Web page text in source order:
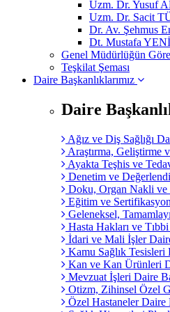
Uzm. Dr. Yusuf
Uzm. Dr. Sacit
Dr. Av. Şehmus
Dt. Mustafa
Genel Müdürlüğün
Teşkilat Şeması
Daire Başkanlıklarımız
Daire
Ağız ve Diş Sağlığı
Araştırma, Geliştirme
Ayakta Teşhis ve
Denetim ve
Doku, Organ Nakli
Eğitim ve
Geleneksel,
Hasta Hakları ve
İdari ve Mali İşler
Kamu Sağlık Tesisleri
Kan ve Kan Ürünleri
Mevzuat İşleri Daire
Otizm, Zihinsel Özel
Özel Hastaneler Daire